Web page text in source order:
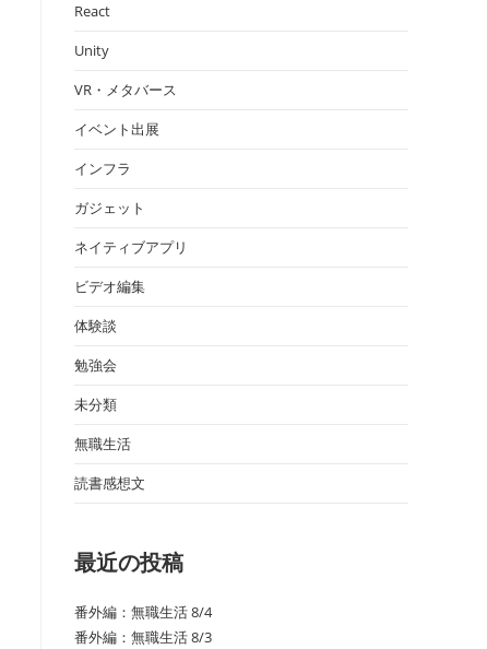
React
Unity
VR・メタバース
イベント出展
インフラ
ガジェット
ネイティブアプリ
ビデオ編集
体験談
勉強会
未分類
無職生活
読書感想文
最近の投稿
番外編：無職生活 8/4
番外編：無職生活 8/3